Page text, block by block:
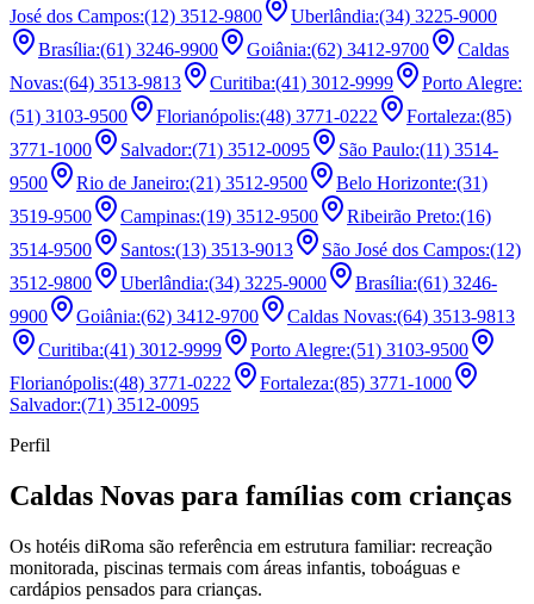
José dos Campos:(12) 3512-9800 Uberlândia:(34) 3225-9000
Brasília:(61) 3246-9900 Goiânia:(62) 3412-9700
Caldas
Novas:(64) 3513-9813 Curitiba:(41) 3012-9999 Porto Alegre:
(51) 3103-9500
Florianópolis:(48) 3771-0222 Fortaleza:(85)
3771-1000
Salvador:(71) 3512-0095 São Paulo:(11) 3514-
9500
Rio de Janeiro:(21) 3512-9500 Belo Horizonte:(31)
3519-9500
Campinas:(19) 3512-9500 Ribeirão Preto:(16)
3514-9500
Santos:(13) 3513-9013 São José dos Campos:(12)
3512-9800
Uberlândia:(34) 3225-9000 Brasília:(61) 3246-
9900
Goiânia:(62) 3412-9700 Caldas Novas:(64) 3513-9813
Curitiba:(41) 3012-9999 Porto Alegre:(51) 3103-9500
Florianópolis:(48) 3771-0222 Fortaleza:(85) 3771-1000
Salvador:(71) 3512-0095
Perfil
Caldas Novas para famílias com crianças
Os hotéis diRoma são referência em estrutura familiar: recreação
monitorada, piscinas termais com áreas infantis, toboáguas e
cardápios pensados para crianças.